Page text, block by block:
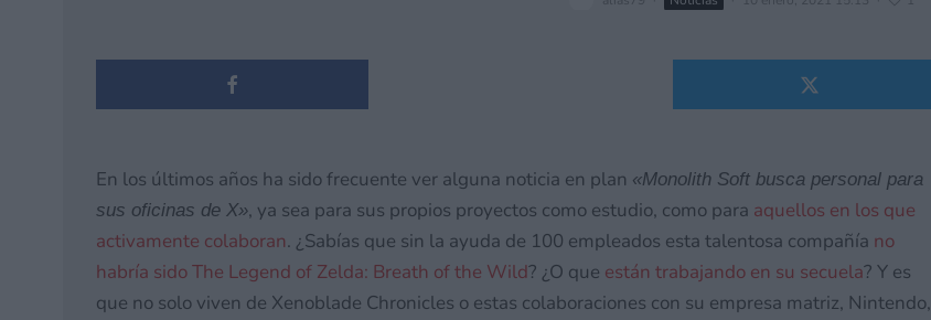
En los últimos años ha sido frecuente ver alguna noticia en plan «Monolith Soft busca personal para
sus oficinas de X», ya sea para sus propios proyectos como estudio, como para aquellos en los que
activamente colaboran. ¿Sabías que sin la ayuda de 100 empleados esta talentosa compañía no
habría sido The Legend of Zelda: Breath of the Wild? ¿O que están trabajando en su secuela? Y es
que no solo viven de Xenoblade Chronicles o estas colaboraciones con su empresa matriz, Nintendo,